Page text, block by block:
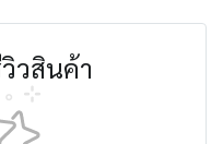
วสินค้า